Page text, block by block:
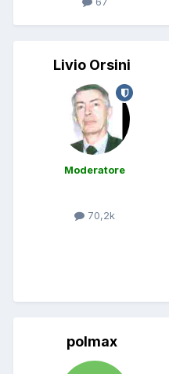
Livio Orsini
Moderatore
70,2k
polmax